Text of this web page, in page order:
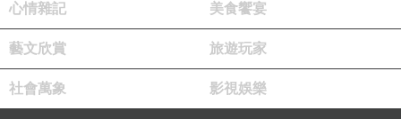
心情雜記 美食饗宴
藝文欣賞 旅遊玩家
社會萬象 影視娛樂